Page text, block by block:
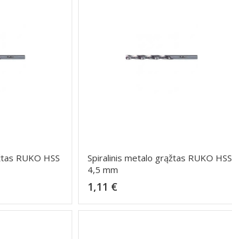
RUKO HSS
Spiralinis metalo grąžtas RUKO HSS
4,5 mm
1,11 €